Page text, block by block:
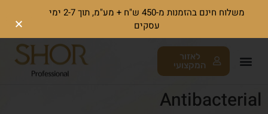
לאזור
המקצועי
Antibacterial
משלוח חינם בהזמנות מ-450 ש"ח + מע"מ, תוך 2-7 ימי
עסקים